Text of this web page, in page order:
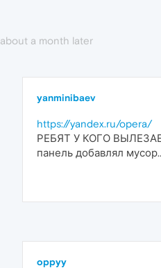
about a month later
yanminibaev
https://yandex.ru/opera/
РЕБЯТ У КОГО
панель добавлял
oppyy